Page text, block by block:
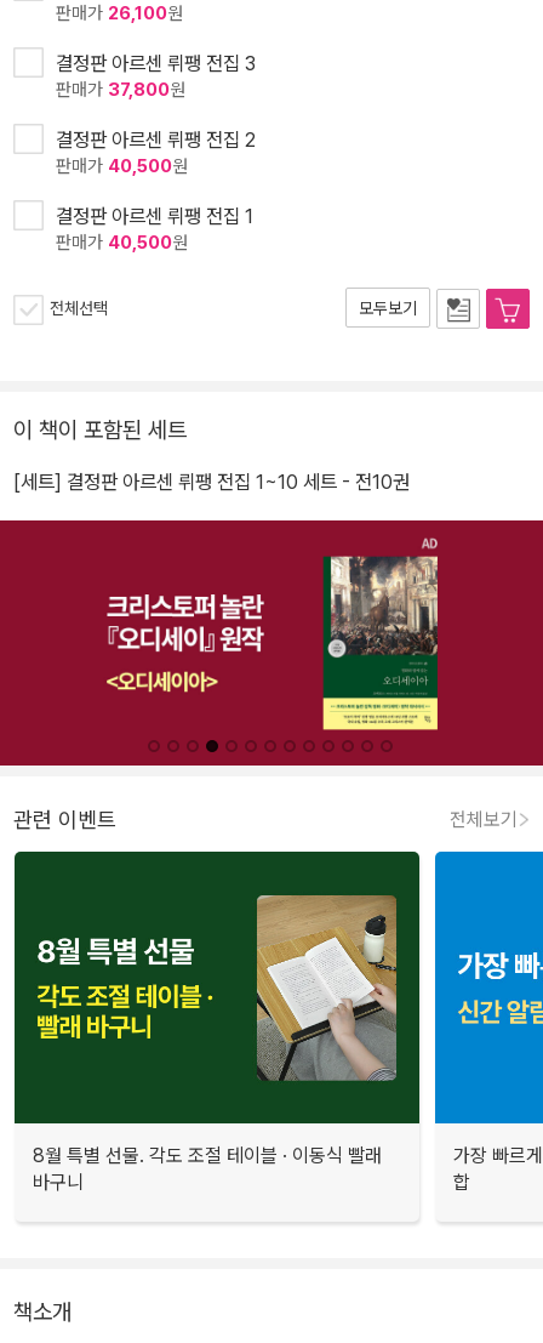
판매가 26,100원
결정판 아르센 뤼팽 전집 3
판매가 37,800원
결정판 아르센 뤼팽 전집 2
판매가 40,500원
결정판 아르센 뤼팽 전집 1
판매가 40,500원
전체선택 모두보기
이 책이 포함된 세트
[세트] 결정판 아르센 뤼팽 전집 1~10 세트 - 전10권
관련 이벤트 전체보기
8월 특별 선물. 각도 조절 테이블 · 이동식 빨래
바구니
가장 빠르
합
책소개